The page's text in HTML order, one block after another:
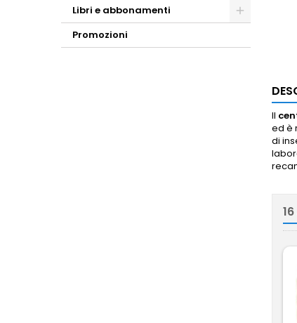
Libri e abbonamenti
Promozioni
Il
ed è
di